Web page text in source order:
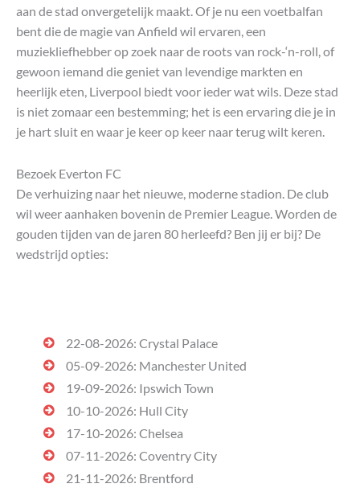
aan de stad onvergetelijk maakt. Of je nu een voetbalfan
bent die de magie van Anfield wil ervaren, een
muziekliefhebber op zoek naar de roots van rock-‘n-roll, of
gewoon iemand die geniet van levendige markten en
heerlijk eten, Liverpool biedt voor ieder wat wils. Deze stad
is niet zomaar een bestemming; het is een ervaring die je in
je hart sluit en waar je keer op keer naar terug wilt keren.
Bezoek Everton FC
De verhuizing naar het nieuwe, moderne stadion. De club
wil weer aanhaken bovenin de Premier League. Worden de
gouden tijden van de jaren 80 herleefd? Ben jij er bij? De
wedstrijd opties:
22-08-2026: Crystal Palace
05-09-2026: Manchester United
19-09-2026: Ipswich Town
10-10-2026: Hull City
17-10-2026: Chelsea
07-11-2026: Coventry City
21-11-2026: Brentford